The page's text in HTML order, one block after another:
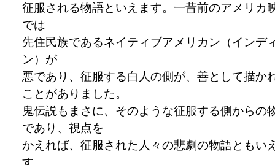
征服される物語といえます。一昔前のアメリカ
では
先住民族であるネイティブアメリカン（インデ
ン）が
悪であり、征服する白人の側が、善として描か
ことがありました。
鬼伝説もまさに、そのような征服する側からの
であり、視点を
かえれば、征服された人々の悲劇の物語ともい
す。